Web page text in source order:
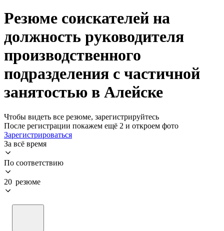
Резюме соискателей на
должность руководителя
производственного
подразделения с частичной
занятостью в Алейске
Чтобы видеть все резюме, зарегистрируйтесь
После регистрации покажем ещё 2 и откроем фото
Зарегистрироваться
За всё время
По соответствию
20 резюме